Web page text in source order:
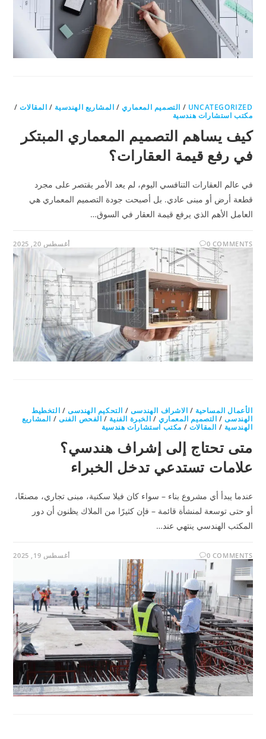
UNCATEGORIZED
/ التصميم المعماري/ المشاريع الهندسية / المقالات/
مكتب استشارات هندسية
كيف يساهم التصميم المعماري المبتكر
في رفع قيمة العقارات؟
في عالم العقارات التنافسي اليوم، لم يعد الأمر يقتصر على مجرد
قطعة أرض أو مبنى عادي. بل أصبحت جودة التصميم المعماري هي
العامل الأهم الذي يرفع قيمة العقار في السوق…
0 COMMENTS أغسطس 20, 2025
الأعمال المساحية / الاشراف الهندسى / التحكيم الهندسى / التخطيط
الهندسى/ التصميم المعماري / الخبرة الفنية / الفحص الفنى / المشاريع
الهندسية / المقالات / مكتب استشارات هندسية
متى تحتاج إلى إشراف هندسي؟
علامات تستدعي تدخل الخبراء
عندما يبدأ أي مشروع بناء – سواء كان فيلا سكنية، مبنى تجاري، مصنعًا،
أو حتى توسعة لمنشأة قائمة – فإن كثيرًا من الملاك يظنون أن دور
المكتب الهندسي ينتهي عند…
0 COMMENTS أغسطس 19, 2025